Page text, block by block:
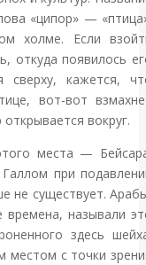
«ципор» —
холме. Если
откуда появилось
сверху, кажется,
вот-вот
вокруг.
места —
при
не существует.
называли
здесь
местом с точки